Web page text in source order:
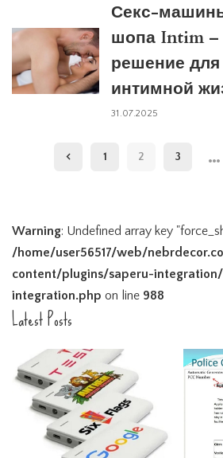
Секс-
шопа Intim –
решение для
интимной
31.07.2025
1 2 3 …
Warning: Undefined array key
/home/user56517/web/
content/plugins/saperu-
integration.php on line 988
Latest Posts